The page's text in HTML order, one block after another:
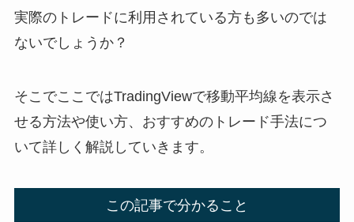
実際のトレードに利用されている方も多いのでは
ないでしょうか？
そこでここではTradingViewで移動平均線を表示さ
せる方法や使い方、おすすめのトレード手法につ
いて詳しく解説していきます。
この記事で分かること